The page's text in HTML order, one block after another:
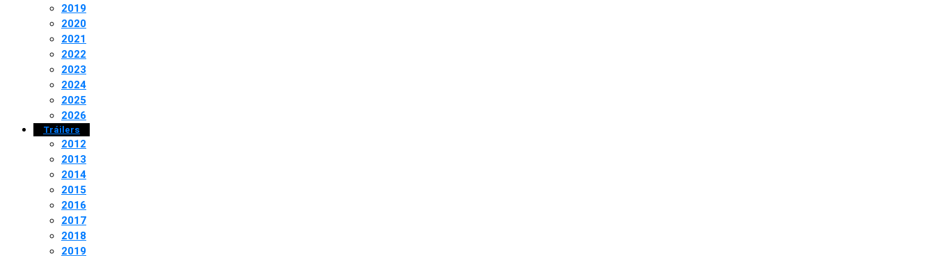
2019
2020
2021
2022
2023
2024
2025
2026
Tráilers
2012
2013
2014
2015
2016
2017
2018
2019